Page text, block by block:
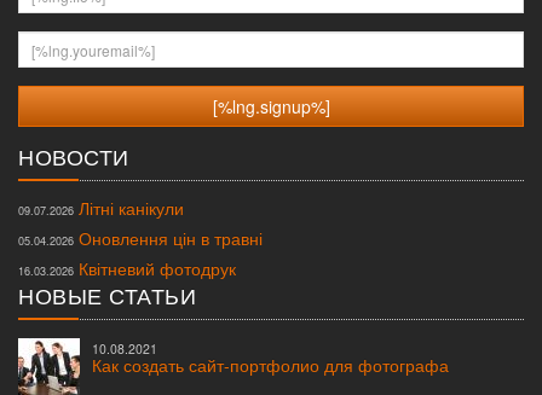
[%lng.youremail%]
НОВОСТИ
09.07.2026 Літні канікули
05.04.2026 Оновлення цін в травні
16.03.2026 Квітневий фотодрук
НОВЫЕ СТАТЬИ
10.08.2021
Как создать сайт-портфолио для фотографа